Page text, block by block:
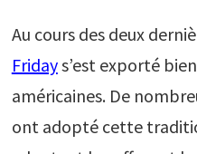
Au cours des deux
Fridays’est exporté
américaines. De
ont adopté cette